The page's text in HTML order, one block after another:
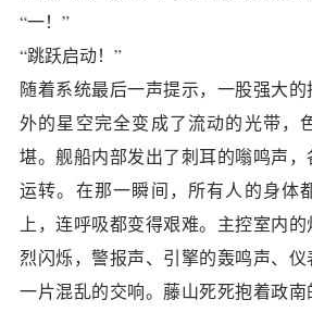
“一！”
“跳跃启动！”
随着系统最后一声提示，一股强大
外的星空完全变成了流动的光带，
堪。舰船内部发出了刺耳的嗡鸣声
运转。在那一瞬间，所有人的身体
上，连呼吸都变得艰难。主控室内
烈闪烁，警报声、引擎的轰鸣声、
一片混乱的交响。藤山死死抱着政